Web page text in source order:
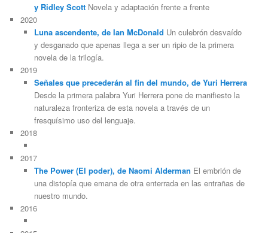
y Ridley ScottNovela y adaptación frente a frente
2020
Luna ascendente, de Ian McDonald Un culebrón desvaído
y desganado que apenas llega a ser un ripio de la primera
novela de la trilogía.
2019
Señales que precederán al fin del mundo, de Yuri Herrera
Desde la primera palabra Yuri Herrera pone de manifiesto la
naturaleza fronteriza de esta novela a través de un
fresquísimo uso del lenguaje.
2018
2017
The Power (El poder), de Naomi Alderman El embrión de
una distopía que emana de otra enterrada en las entrañas de
nuestro mundo.
2016